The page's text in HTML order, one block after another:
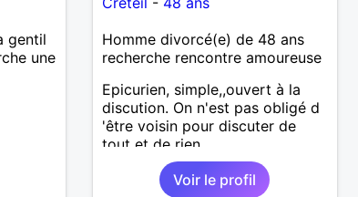
gentil
une
Homme divorcé(e) de 48 ans
recherche rencontre amoureuse
Epicurien, simple,,ouvert à la
discution. On n'est pas obligé d
'être voisin pour discuter de
tout et de rien.
Voir le profil